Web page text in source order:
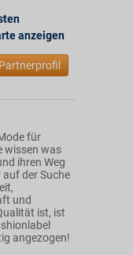
anzeigen
für
wissen was
ihren Weg
auf der Suche
und
ist, ist
angezogen!